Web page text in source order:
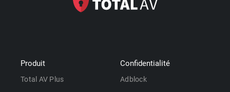
Produit
Total AV Plus
Confidentialité
Adblock